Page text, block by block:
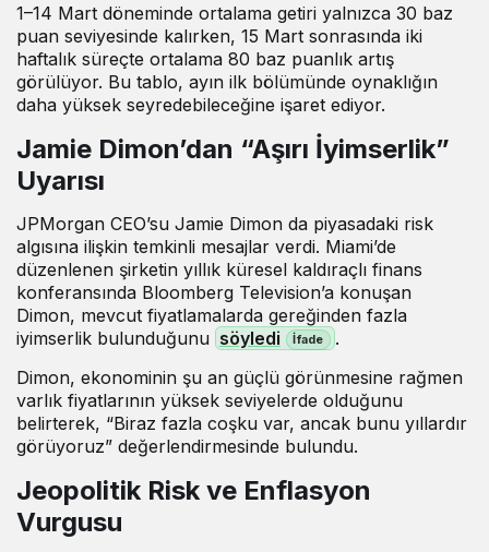
1–14 Mart döneminde ortalama getiri yalnızca 30 baz
puan seviyesinde kalırken, 15 Mart sonrasında iki
haftalık süreçte ortalama 80 baz puanlık artış
görülüyor. Bu tablo, ayın ilk bölümünde oynaklığın
daha yüksek seyredebileceğine işaret ediyor.
Jamie Dimon’dan “Aşırı İyimserlik”
Uyarısı
JPMorgan CEO’su Jamie Dimon da piyasadaki risk
algısına ilişkin temkinli mesajlar verdi. Miami’de
düzenlenen şirketin yıllık küresel kaldıraçlı finans
konferansında Bloomberg Television’a konuşan
Dimon, mevcut fiyatlamalarda gereğinden fazla
iyimserlik bulunduğunu söyledi
.
Dimon, ekonominin şu an güçlü görünmesine rağmen
varlık fiyatlarının yüksek seviyelerde olduğunu
belirterek, “Biraz fazla coşku var, ancak bunu yıllardır
görüyoruz” değerlendirmesinde bulundu.
Jeopolitik Risk ve Enflasyon
Vurgusu